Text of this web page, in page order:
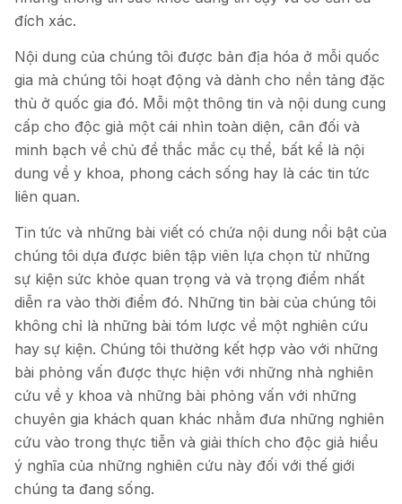
đích xác.
Nội dung của chúng tôi được bản địa hóa ở mỗi quốc
gia mà chúng tôi hoạt động và dành cho nền tảng đặc
thù ở quốc gia đó. Mỗi một thông tin và nội dung cung
cấp cho độc giả một cái nhìn toàn diện, cân đối và
minh bạch về chủ đề thắc mắc cụ thể, bất kể là nội
dung về y khoa, phong cách sống hay là các tin tức
liên quan.
Tin tức và những bài viết có chứa nội dung nổi bật của
chúng tôi dựa được biên tập viên lựa chọn từ những
sự kiện sức khỏe quan trọng và và trọng điểm nhất
diễn ra vào thời điểm đó. Những tin bài của chúng tôi
không chỉ là những bài tóm lược về một nghiên cứu
hay sự kiện. Chúng tôi thường kết hợp vào với những
bài phỏng vấn được thực hiện với những nhà nghiên
cứu về y khoa và những bài phỏng vấn với những
chuyên gia khách quan khác nhằm đưa những nghiên
cứu vào trong thực tiễn và giải thích cho độc giả hiểu
ý nghĩa của những nghiên cứu này đối với thế giới
chúng ta đang sống.